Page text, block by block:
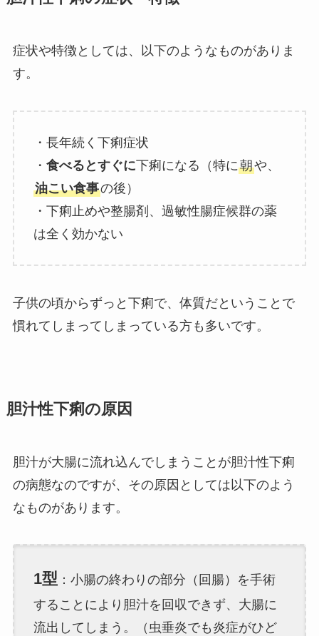
症状や特徴としては、以下のようなものがありま
す。
・長年続く下痢症状
・ 食べるとすぐに下痢になる（特に朝や、
油こい食事の後）
・下痢止めや整腸剤、過敏性腸症候群の薬
は全く効かない
子供の頃からずっと下痢で、体質だということで
慣れてしまってしまっている方も多いです。
胆汁性下痢の原因
胆汁が大腸に流れ込んでしまうことが胆汁性下痢
の病態なのですが、その原因としては以下のよう
なものがあります。
1型 ：小腸の終わりの部分（回腸）を手術
することにより胆汁を回収できず、大腸に
流出してしまう。（虫垂炎でも炎症がひど